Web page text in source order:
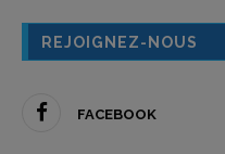
REJOIGNEZ-NOUS
FACEBOOK